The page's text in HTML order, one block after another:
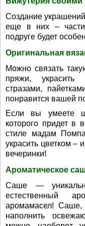
Создание
еще в них –
подруге будет
Оригинальная
Можно связать
пряжи, украсить
стразами,
понравится вашей
Если вы умеете
которого придет в
стиле мадам
украсить цветком –
вечеринки!
Ароматическое
Саше —
естественный
аромамасел! Саше,
наполнить